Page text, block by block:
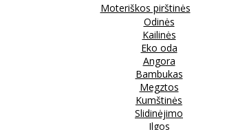
Moteriškos pirštinės
Odinės
Kailinės
Eko oda
Angora
Bambukas
Megztos
Kumštinės
Slidinėjimo
Ilgos